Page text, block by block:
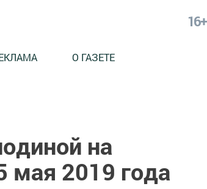
16+
О ГАЗЕТЕ
на
мая 2019 года